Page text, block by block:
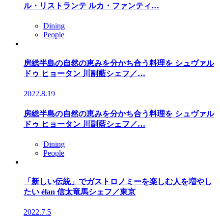
ル・リストランテ ルカ・ファンティ…
Dining
People
房総半島の自然の恵みを分かち合う料理を シュヴァル
ドゥ ヒョータン 川副藍シェフ／…
2022.8.19
房総半島の自然の恵みを分かち合う料理を シュヴァル
ドゥ ヒョータン 川副藍シェフ／…
Dining
People
「新しい伝統」でガストロノミーを楽しむ人を増やし
たい élan 信太竜馬シェフ／東京
2022.7.5